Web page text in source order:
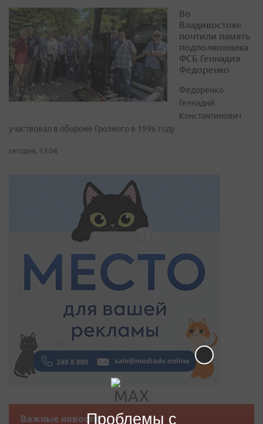
Во
Владивостоке
почтили память
подполковника
ФСБ Геннадия
Федоренко
Федоренко
Геннадий
Константинович
участвовал в обороне Грозного в 1996 году
сегодня, 13:04
Важные новостиПроблемы с